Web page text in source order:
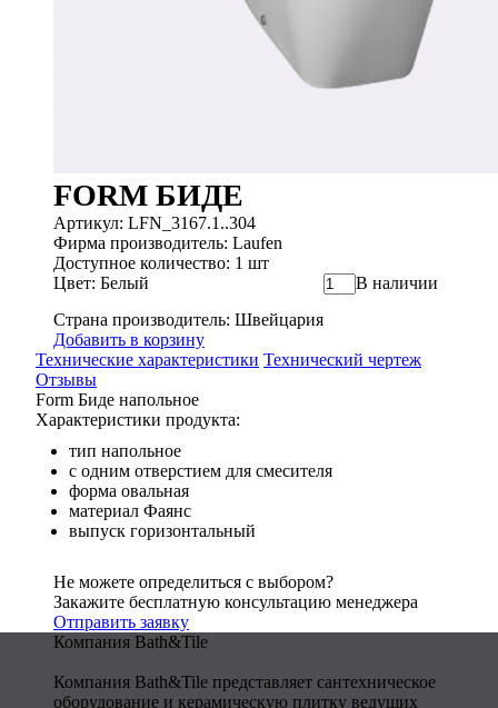
FORM БИДЕ
Артикул: LFN_3167.1..304
Фирма производитель: Laufen
Доступное количество: 1 шт
Цвет: Белый
Страна производитель: Швейцария
В наличии
Добавить в корзину
Технические характеристики Технический чертеж
Отзывы
Form Биде напольное
Характеристики продукта:
тип напольное
с одним отверстием для смесителя
форма овальная
материал Фаянс
выпуск горизонтальный
Не можете определиться с выбором?
Закажите бесплатную консультацию менеджера
Отправить заявку
Компания Bath&Tile
Компания Bath&Tile представляет сантехническое
оборудование и керамическую плитку ведущих